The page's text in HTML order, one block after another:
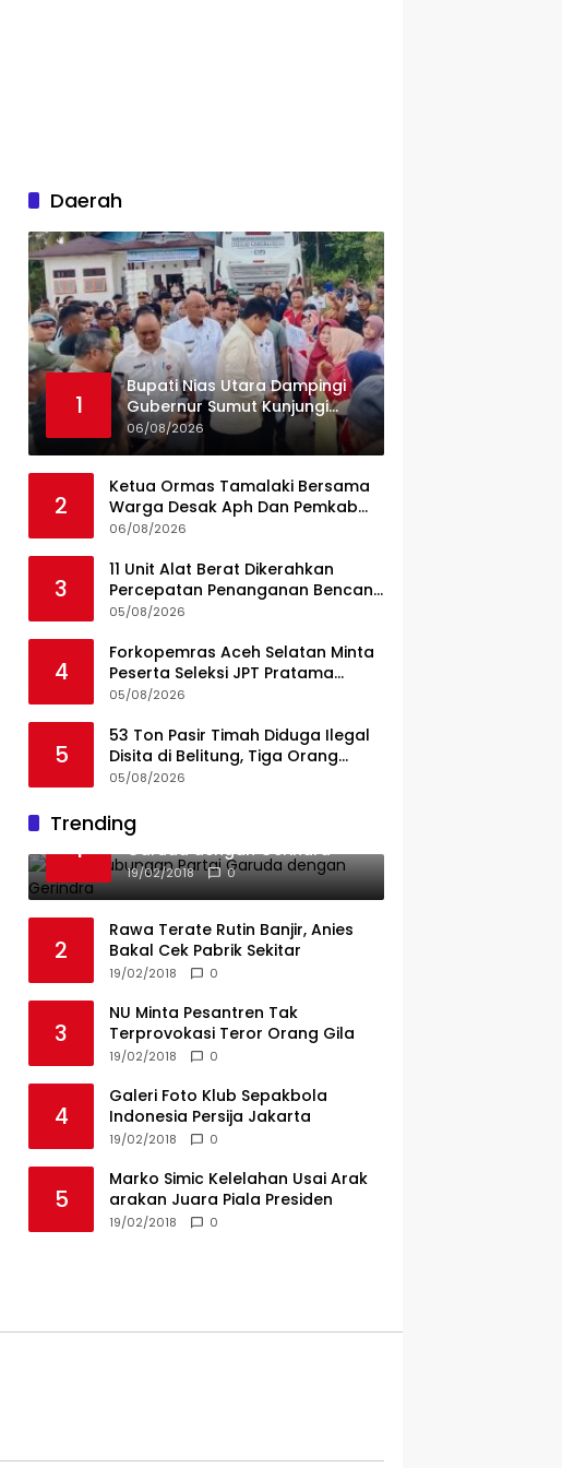
Daerah
1
Bupati Nias Utara Dampingi
Gubernur Sumut Kunjungi
UPTD Puskesmas Lahewa
06/08/2026
2
Ketua Ormas Tamalaki Bersama
Warga Desak Aph Dan Pemkab
Konsel Tangkap Pelaku Angkut
PT KAP Melintas Jalan Umum
06/08/2026
3
11 Unit Alat Berat Dikerahkan
Percepatan Penanganan Bencana
di Kelurahan Sipange Kecamatan
05/08/2026
4
Forkopemras Aceh Selatan Minta
Peserta Seleksi JPT Pratama
Andalkan Kompetensi dan
05/08/2026
5
53 Ton Pasir Timah Diduga Ilegal
Disita di Belitung, Tiga Orang
Diamankan, Dua Masih Diburu
05/08/2026
Trending
1
Ini Dia Hubungan Partai
Garuda dengan Gerindra
19/02/2018 0
2
Rawa Terate Rutin Banjir, Anies
Bakal Cek Pabrik Sekitar
19/02/2018 0
3
NU Minta Pesantren Tak
Terprovokasi Teror Orang Gila
19/02/2018 0
4
Galeri Foto Klub Sepakbola
Indonesia Persija Jakarta
19/02/2018 0
5
Marko Simic Kelelahan Usai Arak
arakan Juara Piala Presiden
19/02/2018 0